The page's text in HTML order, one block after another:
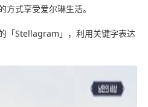
式享受爱尔琳生活。
「Stellagram」，利用关键字表达